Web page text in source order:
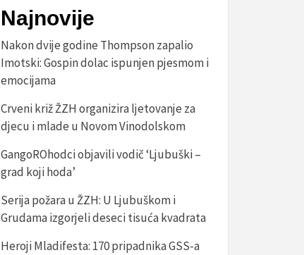
Najnovije
Nakon dvije godine Thompson zapalio
Imotski: Gospin dolac ispunjen pjesmom i
emocijama
Crveni križ ŽZH organizira ljetovanje za
djecu i mlade u Novom Vinodolskom
GangoROhodci objavili vodič ‘Ljubuški –
grad koji hoda’
Serija požara u ŽZH: U Ljubuškom i
Grudama izgorjeli deseci tisuća kvadrata
Heroji Mladifesta: 170 pripadnika GSS-a